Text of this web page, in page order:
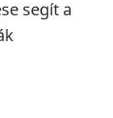
segít a